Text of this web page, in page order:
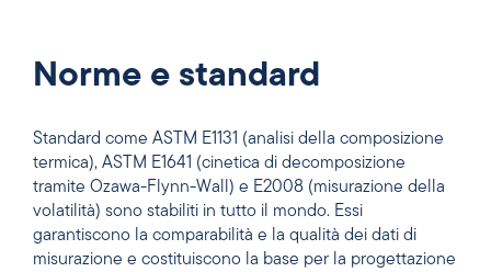
Norme e standard
Standard come ASTM E1131 (analisi della composizione
termica), ASTM E1641 (cinetica di decomposizione
tramite Ozawa-Flynn-Wall) e E2008 (misurazione della
volatilità) sono stabiliti in tutto il mondo. Essi
garantiscono la comparabilità e la qualità dei dati di
misurazione e costituiscono la base per la progettazione